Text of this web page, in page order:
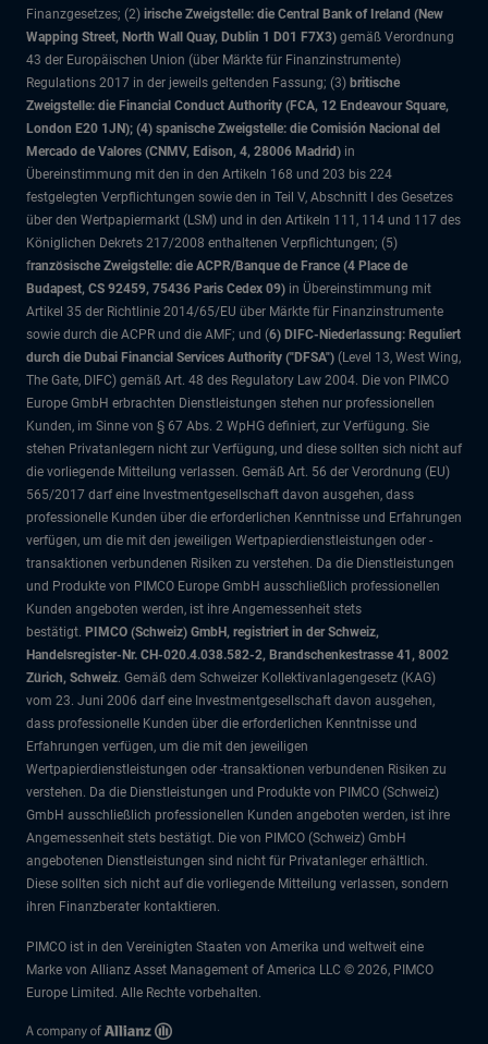
Finanzgesetzes; (2) irische Zweigstelle: die Central Bank of Ireland (New
Wapping Street, North Wall Quay, Dublin 1 D01 F7X3) gemäß Verordnung
43 der Europäischen Union (über Märkte für Finanzinstrumente)
Regulations 2017 in der jeweils geltenden Fassung; (3) britische
Zweigstelle: die Financial Conduct Authority (FCA, 12 Endeavour Square,
London E20 1JN); (4) spanische Zweigstelle: die Comisión Nacional del
Mercado de Valores (CNMV, Edison, 4, 28006 Madrid) in
Übereinstimmung mit den in den Artikeln 168 und 203 bis 224
festgelegten Verpflichtungen sowie den in Teil V, Abschnitt I des Gesetzes
über den Wertpapiermarkt (LSM) und in den Artikeln 111, 114 und 117 des
Königlichen Dekrets 217/2008 enthaltenen Verpflichtungen; (5)
französische Zweigstelle: die ACPR/Banque de France (4 Place de
Budapest, CS 92459, 75436 Paris Cedex 09) in Übereinstimmung mit
Artikel 35 der Richtlinie 2014/65/EU über Märkte für Finanzinstrumente
sowie durch die ACPR und die AMF; und (6) DIFC-Niederlassung: Reguliert
durch die Dubai Financial Services Authority ("DFSA") (Level 13, West Wing,
The Gate, DIFC) gemäß Art. 48 des Regulatory Law 2004. Die von PIMCO
Europe GmbH erbrachten Dienstleistungen stehen nur professionellen
Kunden, im Sinne von § 67 Abs. 2 WpHG definiert, zur Verfügung. Sie
stehen Privatanlegern nicht zur Verfügung, und diese sollten sich nicht auf
die vorliegende Mitteilung verlassen. Gemäß Art. 56 der Verordnung (EU)
565/2017 darf eine Investmentgesellschaft davon ausgehen, dass
professionelle Kunden über die erforderlichen Kenntnisse und Erfahrungen
verfügen, um die mit den jeweiligen Wertpapierdienstleistungen oder -
transaktionen verbundenen Risiken zu verstehen. Da die Dienstleistungen
und Produkte von PIMCO Europe GmbH ausschließlich professionellen
Kunden angeboten werden, ist ihre Angemessenheit stets
bestätigt. PIMCO (Schweiz) GmbH, registriert in der Schweiz,
Handelsregister-Nr. CH-020.4.038.582-2, Brandschenkestrasse 41, 8002
Zürich, Schweiz. Gemäß dem Schweizer Kollektivanlagengesetz (KAG)
vom 23. Juni 2006 darf eine Investmentgesellschaft davon ausgehen,
dass professionelle Kunden über die erforderlichen Kenntnisse und
Erfahrungen verfügen, um die mit den jeweiligen
Wertpapierdienstleistungen oder -transaktionen verbundenen Risiken zu
verstehen. Da die Dienstleistungen und Produkte von PIMCO (Schweiz)
GmbH ausschließlich professionellen Kunden angeboten werden, ist ihre
Angemessenheit stets bestätigt. Die von PIMCO (Schweiz) GmbH
angebotenen Dienstleistungen sind nicht für Privatanleger erhältlich.
Diese sollten sich nicht auf die vorliegende Mitteilung verlassen, sondern
ihren Finanzberater kontaktieren.
PIMCO ist in den Vereinigten Staaten von Amerika und weltweit eine
Marke von Allianz Asset Management of America LLC © 2026, PIMCO
Europe Limited. Alle Rechte vorbehalten.